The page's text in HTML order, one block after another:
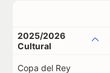
2025/2026
Cultural
Copa del Rey